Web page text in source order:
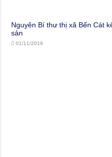
Nguyên Bí thư thị xã Bến Cát
sản
01/11/2019